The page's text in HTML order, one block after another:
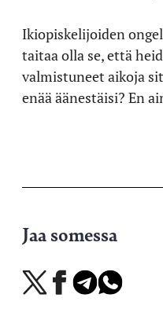
Ikiopiskelijoiden
taitaa olla se, että
valmistuneet aikoja
enää äänestäisi? En
Jaa somessa
Jaa
X-
Jaa
Facebookissa
Jaa
Telegramissa
Jaa
WhatsAppissa